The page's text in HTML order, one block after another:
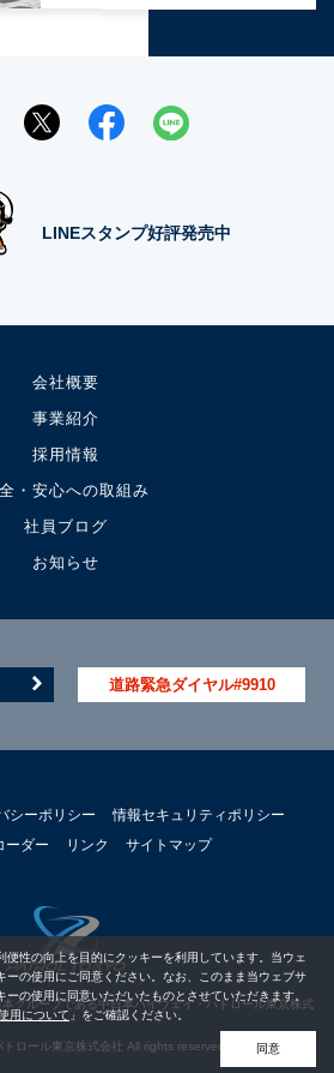
LINEスタンプ好評発売中
会社概要
事業紹介
採用情報
・安心への取組み
社員ブログ
お知らせ
道路緊急ダイヤル#9910
シーポリシー
情報セキュリティポリシー
ーダー
リンク サイトマップ
グループである中日本ハイウェイ・パトロール東京株式
ロール東京株式会社 All rights reserved.
便性の向上を目的にクッキーを利用しています。当ウェ
ーの使用にご同意ください。なお、このまま当ウェブサ
の使用に同意いただいたものとさせていただきます。
用について 」をご確認ください。
同意